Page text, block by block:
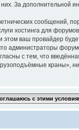
За дополнительной
сообщений,
хостинга для
ваш провайдер
администраторы
с тем, что
краны»,